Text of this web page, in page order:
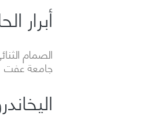
أبرار
الصمام
جامعة عفت